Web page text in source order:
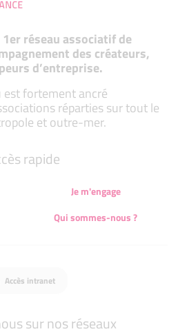
réseau associatif de
des créateurs,
d’entreprise.
est fortement ancré
réparties sur tout le
et outre-mer.
rapide
Je m'engage
Qui sommes-nous ?
Accès intranet
sur nos réseaux